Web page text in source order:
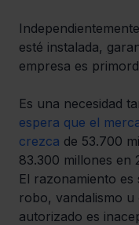
esté instalada,
empresa es
Es una necesidad
espera que el
crezca de 53.700
83.300 millones en
El razonamiento
robo, vandalismo
autorizado es